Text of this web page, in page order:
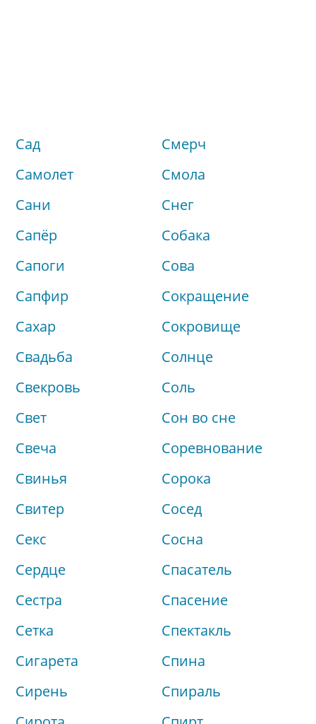
Сад
Самолет
Сани
Сапёр
Сапоги
Сапфир
Сахар
Свадьба
Свекровь
Свет
Свеча
Свинья
Свитер
Секс
Сердце
Сестра
Сетка
Сигарета
Сирень
Смерч
Смола
Снег
Собака
Сова
Сокращение
Сокровище
Солнце
Соль
Сон во сне
Соревнование
Сорока
Сосед
Сосна
Спасатель
Спасение
Спектакль
Спина
Спираль